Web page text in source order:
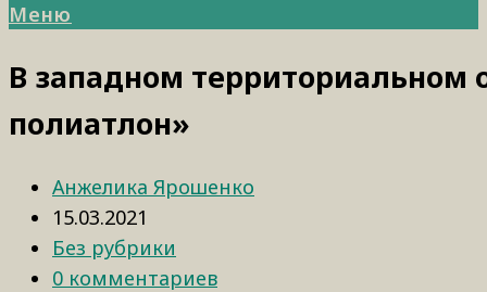
Меню
В западном территориальном
полиатлон»
Анжелика Ярошенко
15.03.2021
Без рубрики
0 комментариев